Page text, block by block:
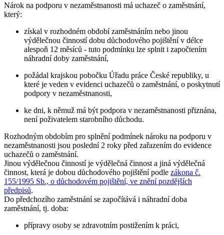
Nárok na podporu v nezaměstnanosti má uchazeč o zaměstnání,
který:
získal v rozhodném období zaměstnáním nebo jinou
výdělečnou činností dobu důchodového pojištění v délce
alespoň 12 měsíců - tuto podmínku lze splnit i započtením
náhradní doby zaměstnání,
požádal krajskou pobočku Úřadu práce České republiky, u
které je veden v evidenci uchazečů o zaměstnání, o poskytnutí
podpory v nezaměstnanosti,
ke dni, k němuž má být podpora v nezaměstnanosti přiznána,
není poživatelem starobního důchodu.
Rozhodným obdobím pro splnění podmínek nároku na podporu v
nezaměstnanosti jsou poslední 2 roky před zařazením do evidence
uchazečů o zaměstnání.
Jinou výdělečnou činností je výdělečná činnost a jiná výdělečná
činnost, která je dobou důchodového pojištění podle zákona č.
155/1995 Sb., o důchodovém pojištění, ve znění pozdějších
předpisů.
Do předchozího zaměstnání se započítává i náhradní doba
zaměstnání, tj. doba:
přípravy osoby se zdravotním postižením k práci,